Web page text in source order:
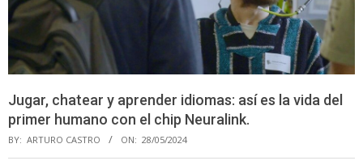
Jugar, chatear y aprender idiomas: así es la vida del
primer humano con el chip Neuralink.
BY: ARTURO CASTRO ON: 28/05/2024